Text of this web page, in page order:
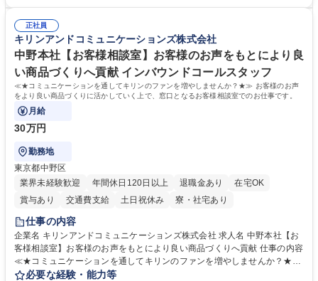
年休120日/デスクワーク中心で残業少なめ
整、資料作成、当日の運営サポート 学歴・資格 学歴：大学院 大学 語学
力： 資格：
正社員
キリンアンドコミュニケーションズ株式会社
中野本社【お客様相談室】お客様のお声をもとにより良
い商品づくりへ貢献 インバウンドコールスタッフ
≪★コミュニケーションを通してキリンのファンを増やしませんか？★≫ お客様のお声
をより良い商品づくりに活かしていく上で、窓口となるお客様相談室でのお仕事です。
月給
30万円
勤務地
東京都中野区
業界未経験歓迎
年間休日120日以上 退職金あり
在宅OK
賞与あり
交通費支給 土日祝休み 寮・社宅あり
仕事の内容
企業名 キリンアンドコミュニケーションズ株式会社 求人名 中野本社【お
客様相談室】お客様のお声をもとにより良い商品づくりへ貢献 仕事の内容
≪★コミュニケーションを通してキリンのファンを増やしませんか？★≫
お客様のお声をより良い商品づくりに活かしていく上で、窓口となるお客
必要な経験・能力等